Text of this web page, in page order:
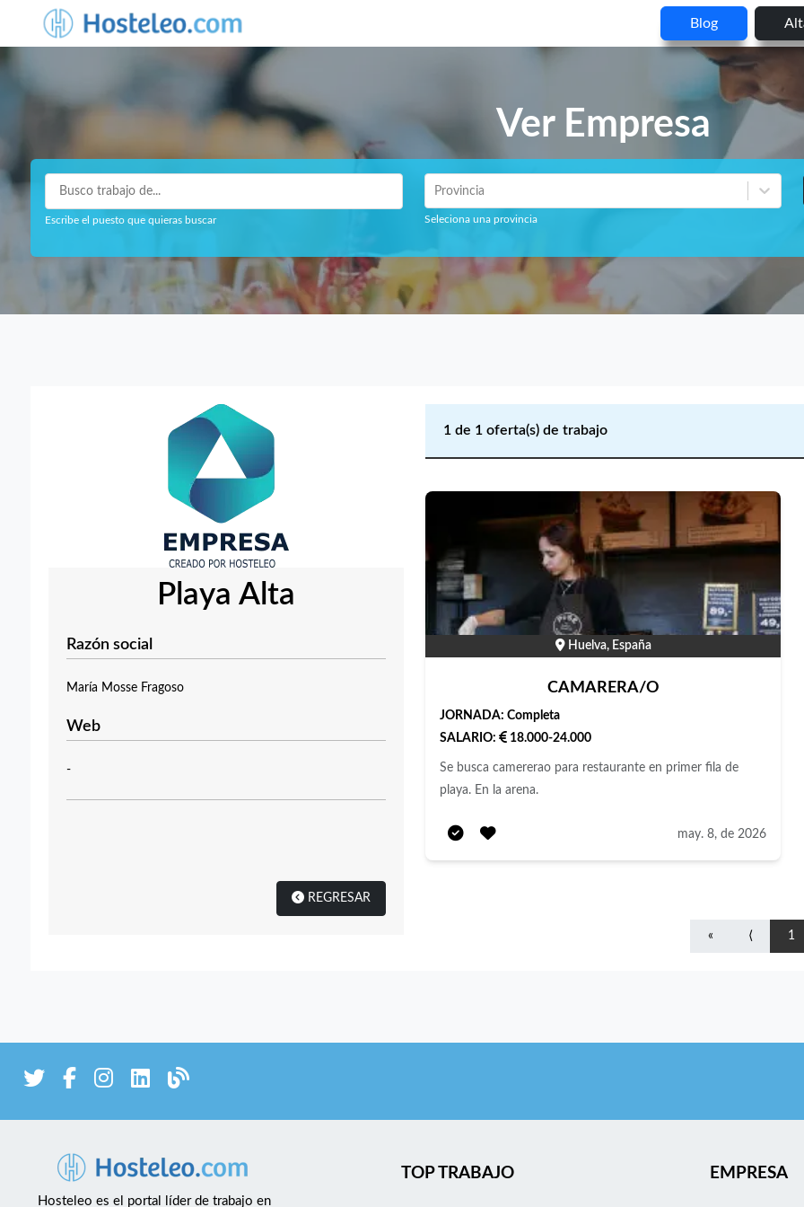
Blog
Ver Empresa
Escribe el puesto que quieras buscar
Provincia
Seleciona una provincia
Playa Alta
Razón social
María Mosse Fragoso
Web
-
REGRESAR
1 de 1 oferta(s) de trabajo
Huelva, España
CAMARERA/O
JORNADA: Completa
SALARIO:
18.000-24.000
Se busca camererao para restaurante en primer fila de
playa. En la arena.
may. 8, de 2026
« ⟨ 1
Hosteleo es el portal líder de trabajo en
TOP TRABAJO EMPRESA